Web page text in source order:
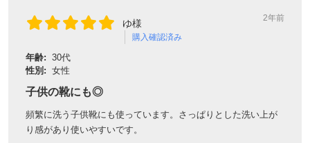
ゆ様
購入確認済み
2年前
年齢: 30代
性別: 女性
子供の靴にも◎
頻繁に洗う子供靴にも使っています。さっぱりとした洗い上が
り感があり使いやすいです。